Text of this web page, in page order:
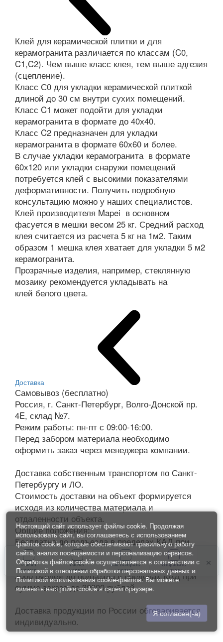
Клей для керамической плитки и для
керамогранита различается по классам (C0,
C1,C2). Чем выше класс клея, тем выше адгезия
(сцепление).
Класс С0 для укладки керамической плиткой
длиной до 30 см внутри сухих помещений.
Класс C1 может подойти для укладки
керамогранита в формате до 40х40.
Класс C2 предназначен для укладки
керамогранита в формате 60х60 и более.
В случае укладки керамогранита в формате
60х120 или укладки снаружи помещений
потребуется клей с высокими показателями
деформативности. Получить подробную
консультацию можно у наших специалистов.
Клей производителя Mapei в основном
фасуется в мешки весом 25 кг. Средний расход
клея считается из расчета 5 кг на 1м2. Таким
образом 1 мешка клея хватает для укладки 5 м2
керамогранита.
Прозрачные изделия, например, стеклянную
мозаику рекомендуется укладывать на
клей белого цвета.
Доставка
Самовывоз (бесплатно)
Россия, г. Санкт-Петербург, Волго-Донской пр.
4E, склад №7.
Режим работы: пн-пт с 09:00-16:00.
Перед забором материала необходимо
оформить заказ через менеджера компании.
Доставка собственным транспортом по Санкт-
Петербургу и ЛО.
Стоимость доставки на объект формируется
исходя из количества материала и
отдаленности объекта.
Общие положения:
Бесплатно до подъезда в пределах КАД при
заказе на сумму от 30000 рублей и весом до 2
тонн;
2000 рублей до подъезда в пределах КАД при
сумме заказа до 30000 рублей.
Доставка продукции по России обговаривается
индивидуально.
Расчет
плитки
Расчет
затирки
Как выбрать
плитку
Отправить
запрос
×
Настоящий сайт использует файлы cookie. Продолжая
использовать сайт, вы соглашаетесь с использованием
файлов cookie, которые обеспечивают правильную работу
сайта, анализ посещаемости и персонализацию сервисов.
Обработка файлов cookie осуществляется в соответствии с
Политикой в отношении обработки персональных данных и
Политикой использования cookie-файлов. Вы можете
изменить настройки cookie в своём браузере.
Я согласен(-а)